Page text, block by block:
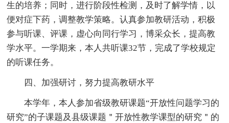
生的培养；同时，进行阶段性检测，及时了解学情，以
便对症下药，调整教学策略。认真参加教研活动，积极
参与听课、评课，虚心向同行学习，博采众长，提高教
学水平。一学期来，本人共听课32节，完成了学校规定
的听课任务。
四、加强研讨，努力提高教研水平
本学年，本人参加省级教研课题“开放性问题学习的
研究”的子课题及县级课题＂开放性教学课型的研究＂的